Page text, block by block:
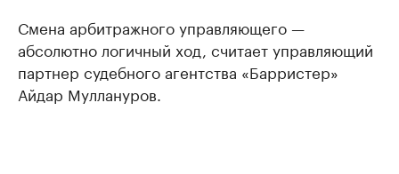
Смена арбитражного управляющего —
абсолютно логичный ход, считает управляющий
партнер судебного агентства «Барристер»
Айдар Муллануров.